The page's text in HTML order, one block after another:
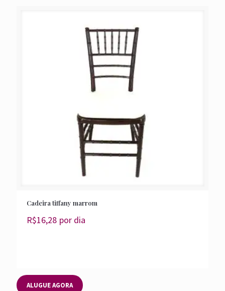
Cadeira tiffany marrom
R$16,28 por dia
ALUGUE AGORA